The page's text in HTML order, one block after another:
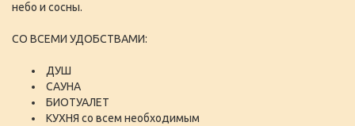
небо и сосны.
СО ВСЕМИ УДОБСТВАМИ:
ДУШ
САУНА
БИОТУАЛЕТ
КУХНЯ со всем необходимым